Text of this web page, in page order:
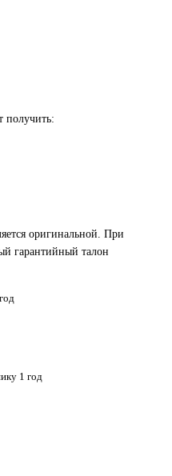
получить:
оригинальной. При
гарантийный талон
1 год